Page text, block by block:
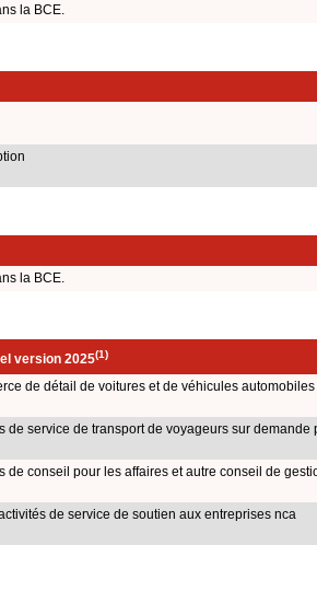
la BCE.
la BCE.
version 2025(1)
de détail de voitures et de véhicules
de service de transport de voyageurs sur demande
de conseil pour les affaires et autre conseil de
de service de soutien aux entreprises nca